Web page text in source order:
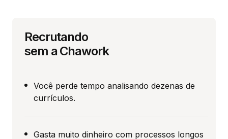
Recrutando
sem a Chawork
Você perde tempo analisando dezenas de
currículos.
Gasta muito dinheiro com processos longos